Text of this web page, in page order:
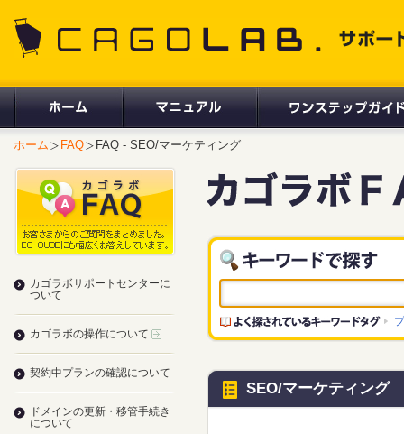
ホーム FAQ FAQ - SEO/マーケティング
SEO/マーケティング
カゴラボサポートセンターに
ついて
カゴラボの操作について
契約中プランの確認について
ドメインの更新・移管手続き
について